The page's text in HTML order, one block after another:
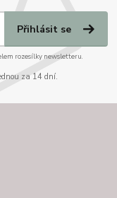
Přihlásit se
rozesílky newsletteru.
za 14 dní.